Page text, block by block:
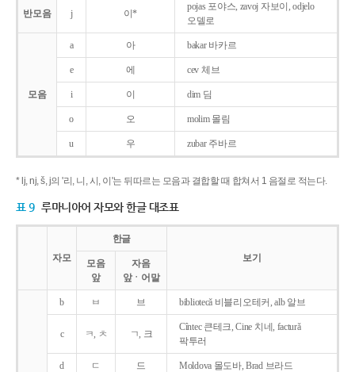
반모음 j 이*
pojas 포야스, zavoj 자보이, odjelo
오델로
모음
a 아 bakar 바카르
e 에 cev 체브
i 이 dim 딤
o 오 molim 몰림
u 우 zubar 주바르
* lj, nj, š, j의 '리, 니, 시, 이'는 뒤따르는 모음과 결합할 때 합쳐서 1 음절로 적는다.
표 9 루마니아어 자모와 한글 대조표
자모
한글
보기
모음
앞
자음
앞ㆍ어말
b ㅂ 브 bibliotecǎ 비블리오테커, alb 알브
c ㅋ, ㅊ ㄱ, 크
Cîntec 큰테크, Cine 치네, facturǎ
팍투러
d ㄷ 드 Moldova 몰도바, Brad 브라드